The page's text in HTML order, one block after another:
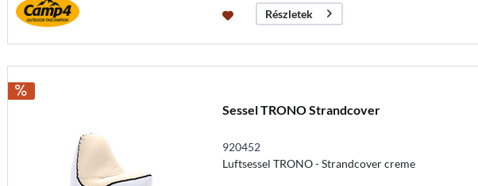
Részletek
Sessel TRONO Strandcover
920452
Luftsessel TRONO - Strandcover creme